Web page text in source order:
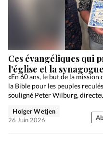
Ces évangéliques qui
l’église et la synagogue
«En 60 ans, le but de la
la Bible pour les peuples
souligné Peter Wilburg,
Holger Wetjen
26 Juin 2026